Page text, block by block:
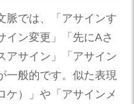
脈では、「アサインす
イン変更」「先にAさ
アサイン」「アサイン
一般的です。似た表現
ケ）」や「アサインメ